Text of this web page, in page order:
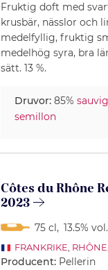
Fruktig doft med
krusbär, nässlor och
medelfyllig, fruktig
medelhög syra, bra
sätt. 13 %.
Druvor:85%
semillon
Côtes du Rhône
2023
75 cl, 13.5% vol.
FRANKRIKE, RHÔNE
Producent: Pellerin